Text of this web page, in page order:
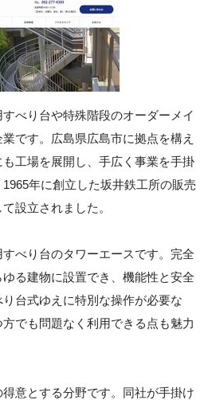
べり台や特殊階段のオーダーメイ
です。広島県広島市に拠点を構え
工場を展開し、手広く事業を手掛
年に創立した坂井鉄工所の販売
設立されました。
べり台のタワーエースです。完全
る建物に設置でき、機能性と安全
台式ゆえに特別な操作が必要な
でも問題なく利用できる点も魅力
意とする分野です。同社が手掛け